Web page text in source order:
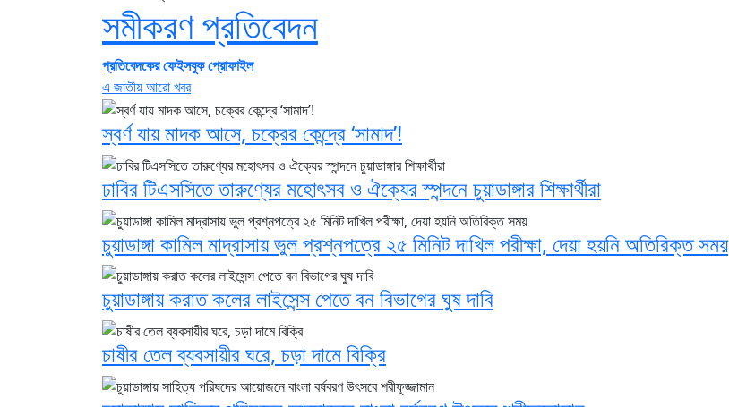
সমীকরণ প্রতিবেদন
প্রতিবেদকের ফেইসবুক প্রোফাইল
এ জাতীয় আরো খবর
স্বর্ণ যায় মাদক আসে, চক্রের কেন্দ্রে ‘সামাদ’!
ঢাবির টিএসসিতে তারুণ্যের মহোৎসব ও ঐক্যের স্পন্দনে চুয়াডাঙ্গার শিক্ষার্থীরা
চুয়াডাঙ্গা কামিল মাদ্রাসায় ভুল প্রশ্নপত্রে ২৫ মিনিট দাখিল পরীক্ষা, দেয়া হয়নি অতিরিক্ত সময়
চুয়াডাঙ্গায় করাত কলের লাইসেন্স পেতে বন বিভাগের ঘুষ দাবি
চাষীর তেল ব্যবসায়ীর ঘরে, চড়া দামে বিক্রি